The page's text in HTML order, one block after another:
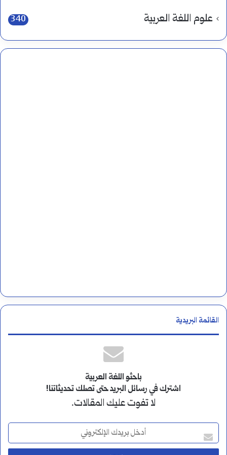
علوم اللغة العربية 340
القائمة البريدية
باحثو اللغة العربية
اشترك في رسائل البريد حتى تصلك تحديثاتنا!
لا تفوت عليك المقالات.